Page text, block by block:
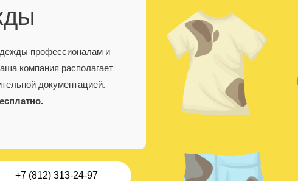
профессионалам и
компания располагает
документацией.
+7 (812) 313-24-97